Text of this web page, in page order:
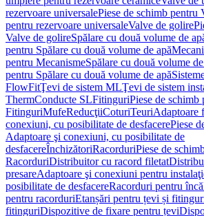
rezervoare universalePiese de schimb pentru
pentru rezervoare universaleValve de golire
Valve de golireSpălare cu două volume de
pentru Spălare cu două volume de apă
pentru MecanismeSpălare cu două volume
pentru Spălare cu două volume de apă
FlowFitŢevi de sistem MLŢevi de sistem
ThermConducte SLFitinguriPiese de schimb
FitinguriMufeReducţiiCoturiTeuriAdaptoare
conexiuni, cu posibilitate de desfacerePiese
Adaptoare şi conexiuni, cu posibilitate de
desfacereÎnchizătoriRacorduriPiese de
RacorduriDistribuitor cu racord filetat
presareAdaptoare şi conexiuni pentru
posibilitate de desfacereRacorduri pentru
pentru racorduriEtanșări pentru țevi și
fitinguriDispozitive de fixare pentru țevi